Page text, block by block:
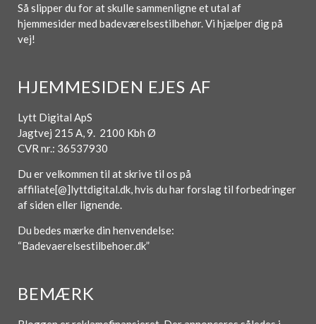
Så slipper du for at skulle sammenligne et utal af
hjemmesider med badeværelsestilbehør. Vi hjælper dig på
vej!
HJEMMESIDEN EJES AF
Lytt Digital ApS
Jagtvej 215 A, 9. 2100 Kbh Ø
CVR nr.: 36537930
Du er velkommen til at skrive til os på
affiliate[@]lyttdigital.dk, hvis du har forslag til forbedringer
af siden eller lignende.
Du bedes mærke din henvendelse:
“Badevaerelsestilbehoer.dk”
BEMÆRK